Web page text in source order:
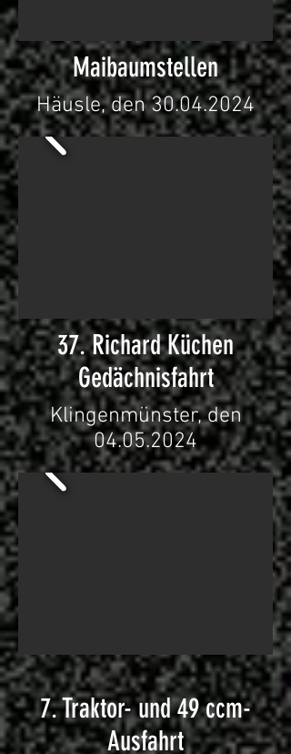
Maibaumstellen
Häusle, den30.04.2024
37. Richard Küchen
Gedächnisfahrt
Klingenmünster, den
04.05.2024
7. Traktor- und 49 ccm-
Ausfahrt